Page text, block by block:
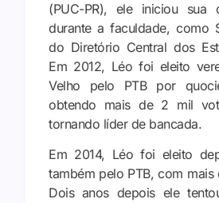
(PUC-PR), ele iniciou sua
durante a faculdade, como
do Diretório Central dos
Em 2012, Léo foi eleito
Velho pelo PTB por
obtendo mais de 2 mil
tornando líder de bancada.
Em 2014, Léo foi eleito
também pelo PTB, com mais
Dois anos depois ele